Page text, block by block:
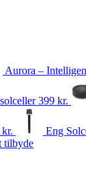
Aurora –
399 kr.
kr. Eng
tilbyde